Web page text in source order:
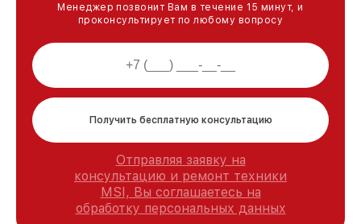
Менеджер позвонит Вам в течение 15 минут, и
проконсультирует по любому вопросу
Получить бесплатную консультацию
Отправляя заявку на
консультацию и ремонт техники
MSI, Вы соглашаетесь на
обработку персональных данных